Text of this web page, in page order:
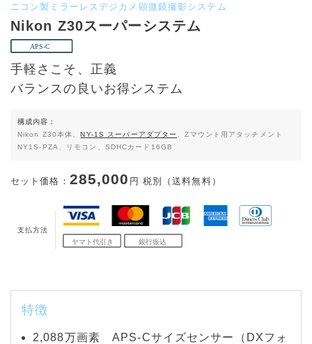
ニコン製ミラーレスデジカメ顕微鏡撮影システム
Nikon Z30スーパーシステム
手軽さこそ、正義
バランスの良いお得システム
構成内容：
Nikon Z30本体、NY-1S スーパーアダプター
、Zマウント用アタッチメント
NY1S-PZA、リモコン、SDHCカード16GB
セット価格： 285,000 円 税別（送料無料）
支払方法
特徴
2,088万画素 APS-Cサイズセンサー（DXフォ